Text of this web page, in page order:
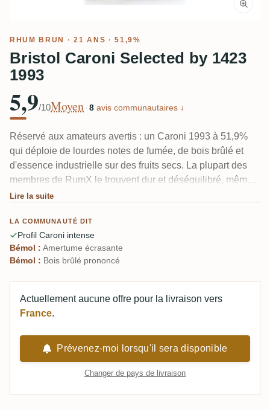
RHUM BRUN · 21 ANS · 51,9%
Bristol Caroni Selected by 1423
1993
5,9/10Moyen · 8 avis communautaires ↓
Réservé aux amateurs avertis : un Caroni 1993 à 51,9%
qui déploie de lourdes notes de fumée, de bois brûlé et
d'essence industrielle sur des fruits secs. La plupart des
membres de RumX le trouvent dur et déséquilibré, même
pour les fans de Caroni.
Lire la suite
LA COMMUNAUTÉ DIT
Profil Caroni intense
Bémol : Amertume écrasante
Bémol : Bois brûlé prononcé
Actuellement aucune offre pour la livraison vers
France.
Prévenez-moi lorsqu'il sera disponible
Changer de pays de livraison